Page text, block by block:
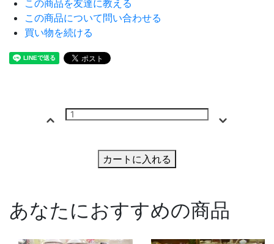
この商品を友達に教える
この商品について問い合わせる
買い物を続ける
カートに入れる
あなたにおすすめの商品